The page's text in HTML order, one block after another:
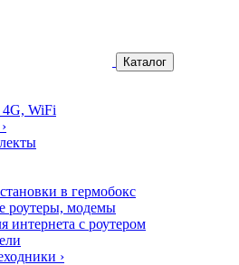
Каталог
WiFi
›
в гермобокс
роутеры, модемы
интернета с роутером
›